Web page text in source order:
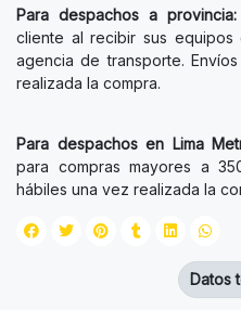
Para despachos a provincia:
cliente al recibir sus
agencia de transporte.
realizada la compra.
Para despachos en Lima
para compras mayores a
hábiles una vez realizada la
Datos